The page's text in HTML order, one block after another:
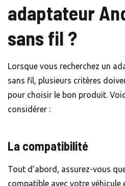
adaptateur
sans fil ?
Lorsque vous recherchez un
sans fil, plusieurs critères
pour choisir le bon produit.
considérer :
La compatibilité
Tout d’abord, assurez-vous
compatible avec votre véhicule